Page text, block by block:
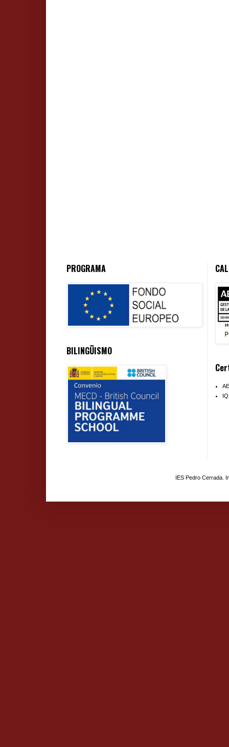
PROGRAMA
BILINGÜISMO
IES Pedro Cerrada.